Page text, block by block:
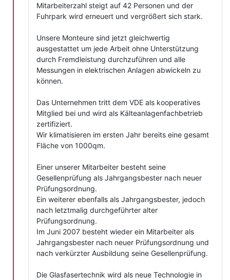
Mitarbeiterzahl steigt auf 42 Personen und der
Fuhrpark wird erneuert und vergrößert sich stark.
Unsere Monteure sind jetzt gleichwertig
ausgestattet um jede Arbeit ohne Unterstützung
durch Fremdleistung durchzuführen und alle
Messungen in elektrischen Anlagen abwickeln zu
können.
Das Unternehmen tritt dem VDE als kooperatives
Mitglied bei und wird als Kälteanlagenfachbetrieb
zertifiziert.
Wir klimatisieren im ersten Jahr bereits eine gesamt
Fläche von 1000qm.
Einer unserer Mitarbeiter besteht seine
Gesellenprüfung als Jahrgangsbester nach neuer
Prüfungsordnung.
Ein weiterer ebenfalls als Jahrgangsbester, jedoch
nach letztmalig durchgeführter alter
Prüfungsordnung.
Im Juni 2007 besteht wieder ein Mitarbeiter als
Jahrgangsbester nach neuer Prüfungsordnung und
nach verkürzter Ausbildung seine Gesellenprüfung.
Die Glasfasertechnik wird als neue Technologie in